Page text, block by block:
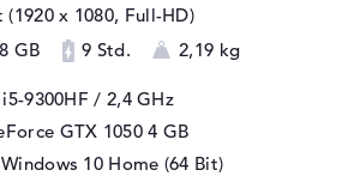
x 1080, Full-HD)
8 GB 9 Std. 2,19 kg
9300HF / 2,4 GHz
GTX 10504 GB
10 Home (64 Bit)